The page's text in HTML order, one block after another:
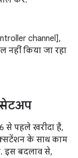
channel],
नहीं किया जा रहा
से पहले खरीदा है,
के साथ काम
इस बदलाव से,